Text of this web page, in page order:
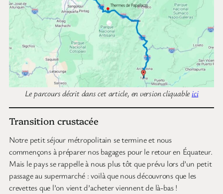
Le parcours décrit dans cet article, en version cliquable ici
Transition crustacée
Notre petit séjour métropolitain se termine et nous
commençons à préparer nos bagages pour le retour en Équateur.
Mais le pays se rappelle à nous plus tôt que prévu lors d’un petit
passage au supermarché : voilà que nous découvrons que les
crevettes que l’on vient d’acheter viennent de là-bas !